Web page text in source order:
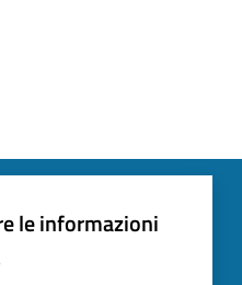
le informazioni